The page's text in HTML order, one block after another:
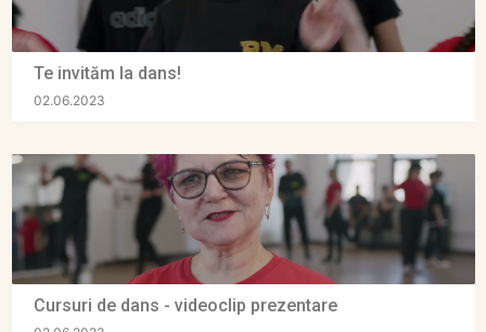
Te invităm la dans!
02.06.2023
Cursuri de dans - videoclip prezentare